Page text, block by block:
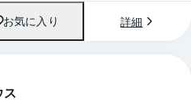
お気に入り 詳細
1 / 0 間取り